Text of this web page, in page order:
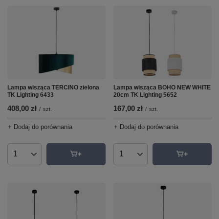
Lampa wisząca TERCINO zielona
TK Lighting 6433
408,00 zł / szt.
+ Dodaj do porównania
Ilość produktów
Lampa wisząca BOHO NEW WHITE
20cm TK Lighting 5652
167,00 zł / szt.
+ Dodaj do porównania
Ilość produktów